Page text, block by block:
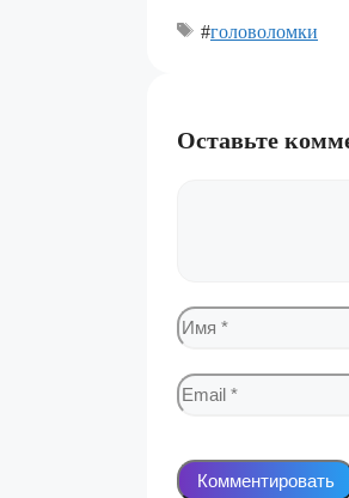
#головоломки
Оставьте
Имя
Email